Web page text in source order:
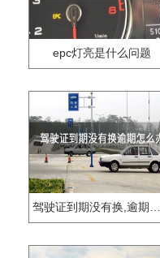
epc灯亮是什么问题
驾驶证到期没有换,逾期怎么办??